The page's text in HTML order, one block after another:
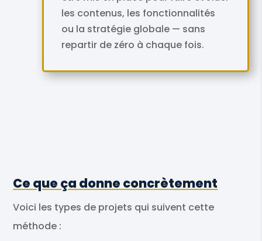
les contenus, les fonctionnalités
ou la stratégie globale — sans
repartir de zéro à chaque fois.
Ce que ça donne concrètement
Voici les types de projets qui suivent cette
méthode :